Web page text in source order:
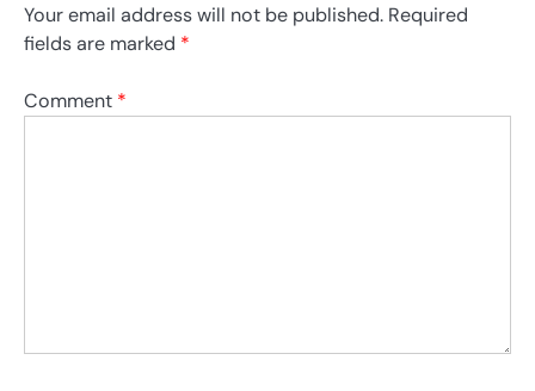
Your email address will not be published. Required
fields are marked *
Comment *